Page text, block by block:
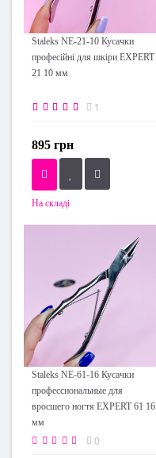
Staleks NE-21-10 Кусачки
професійні для шкіри EXPERT
21 10 мм
1
895 грн
На складі
Staleks NE-61-16 Кусачки
профессиональные для
вросшего ногтя EXPERT 61 16
мм
0